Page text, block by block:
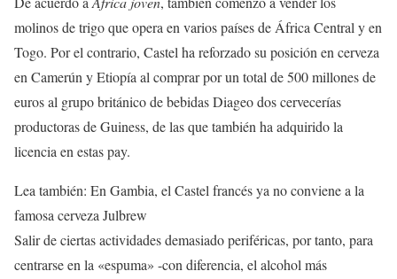
molinos de trigo que opera en varios países de África Central y en
Togo. Por el contrario, Castel ha reforzado su posición en cerveza
en Camerún y Etiopía al comprar por un total de 500 millones de
euros al grupo británico de bebidas Diageo dos cervecerías
productoras de Guiness, de las que también ha adquirido la
licencia en estas pay.
Lea también: En Gambia, el Castel francés ya no conviene a la
famosa cerveza Julbrew
Salir de ciertas actividades demasiado periféricas, por tanto, para
centrarse en la «espuma» -con diferencia, el alcohol más